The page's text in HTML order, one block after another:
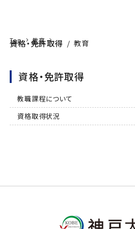
資格・免許取得 教育
Top 教育
資格・免許取得
教職課程について
資格取得状況